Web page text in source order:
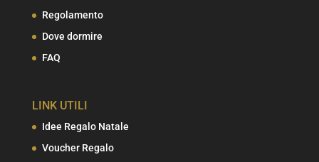
Regolamento
Dove dormire
FAQ
LINK UTILI
Idee Regalo Natale
Voucher Regalo